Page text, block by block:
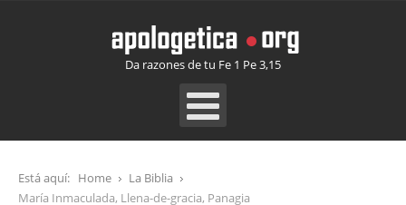
Da razones de tu Fe 1 Pe 3,15
Está aquí: Home
La Biblia
María Inmaculada, Llena-de-gracia, Panagia